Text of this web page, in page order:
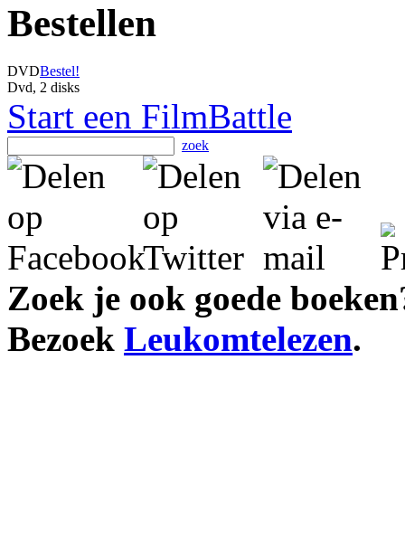
Bestellen
DVDBestel!
Dvd, 2 disks
Start een FilmBattle
zoek
Zoek je ook goede
Bezoek Leukomtelezen.